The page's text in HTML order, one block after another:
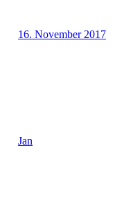
16. November 2017
Jan